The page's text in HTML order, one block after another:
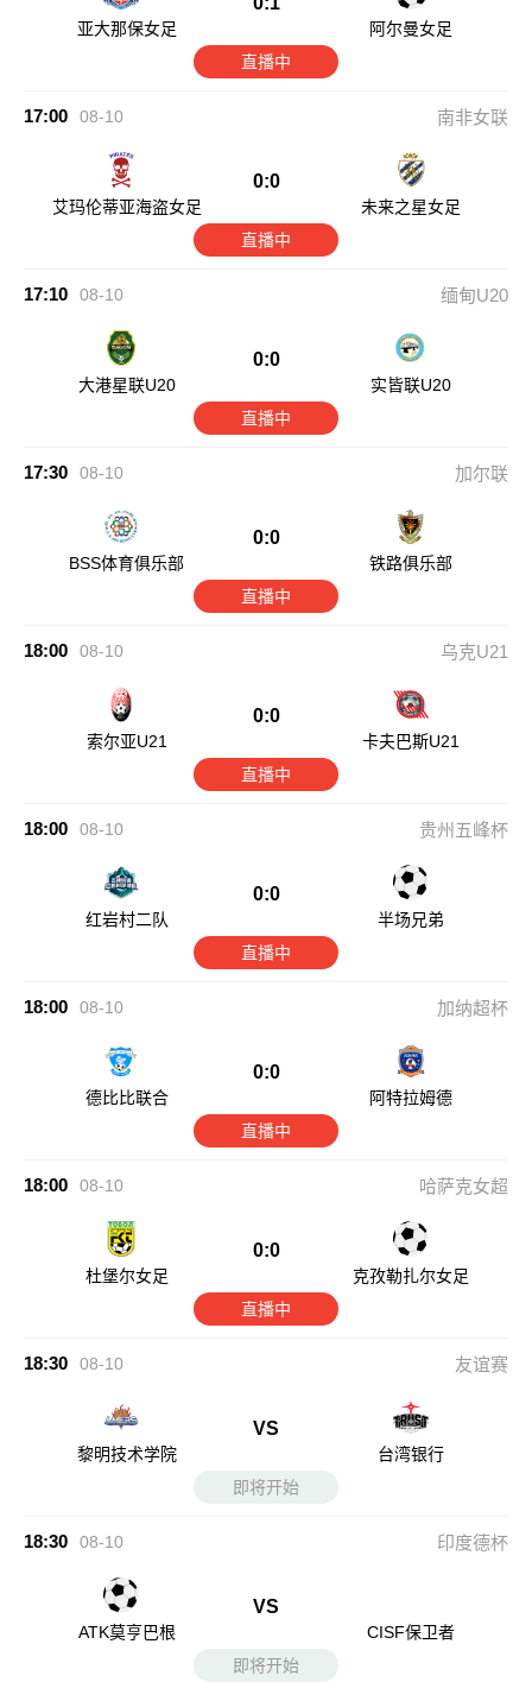
亚大那保女足
阿尔曼女足
直播中
17:00 08-10 南非女联
艾玛伦蒂亚海盗女足
0:0
未来之星女足
直播中
17:10 08-10 缅甸U20
大港星联U20
0:0
实皆联U20
直播中
17:30 08-10 加尔联
BSS体育俱乐部
0:0
铁路俱乐部
直播中
18:00 08-10 乌克U21
索尔亚U21
0:0
卡夫巴斯U21
直播中
18:00 08-10 贵州五峰杯
红岩村二队
0:0
半场兄弟
直播中
18:00 08-10 加纳超杯
德比比联合
0:0
阿特拉姆德
直播中
18:00 08-10 哈萨克女超
杜堡尔女足
0:0
克孜勒扎尔女足
直播中
18:30 08-10 友谊赛
黎明技术学院
VS
台湾银行
即将开始
18:30 08-10 印度德杯
ATK莫亨巴根
VS
CISF保卫者
即将开始